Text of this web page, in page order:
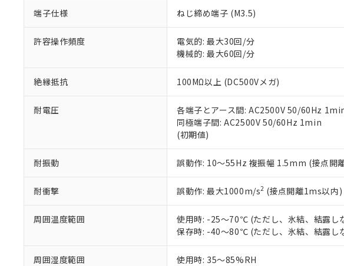
端子仕様 ねじ締め端子 (M3.5)
許容操作頻度
電気的: 最大30回/分
機械的: 最大60回/分
絶縁抵抗 100MΩ以上 (DC500Vメガ)
耐電圧
各端子とアース間: AC2500V 50/60Hz
同極端子間: AC2500V 50/60Hz 1min
(初期値)
耐振動 誤動作: 10～55Hz 複振幅 1.5mm (接点開
耐衝撃 誤動作: 最大1000m/s2 (接点開離1ms以内)
周囲温度範囲
使用時: -25～70℃ (ただし、氷結、結露し
保存時: -40～80℃ (ただし、氷結、結露し
周囲湿度範囲 使用時: 35～85%RH
在庫状況および標準価格結果を当
す。
マイパーツ機能（部品リスト作成
ている必要があります。
お客様が当ウェブサイト上で当社
が、当社の製品・サービスに関す
※当社の共同利用者とは、 "個人
いる法人を指します。
部品在庫の切り替え状況などにより、
※3 非含有証明書ダウンロード
下記の非含有証明書をダウンロードす
EU RoHS指令（10物質）の非含有証明書
51物質の非含有証明書（当社基準）
※本証明書は発行日時点で非含有を証
混在することから備考欄に対応日を記載
既に当社にて対応品への在庫切替を完
り割愛しております。
※2 環境保護使用期限
「10」：通常の使用状況下において有
味します。
「－」：未確認です。当社販売部門へ
また当社は、販売先および販売
たしません。
在庫なし(最新の在庫状況に
受注生産機種、また在庫状